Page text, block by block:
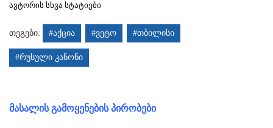
ავტორის სხვა სტატიები
თეგები: #აქცია #ვეტო #თბილისი
#რუსული კანონი
მასალის გამოყენების პირობები